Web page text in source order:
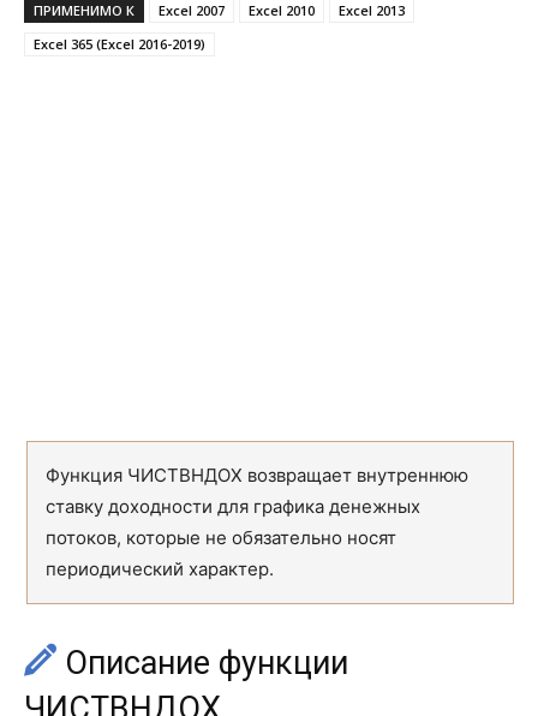
ПРИМЕНИМО К Excel 2007 Excel 2010
Excel 2013
Excel 365 (Excel 2016-2019)
Функция ЧИСТВНДОХ возвращает внутреннюю
ставку доходности для графика денежных
потоков, которые не обязательно носят
периодический характер.
Описание функции